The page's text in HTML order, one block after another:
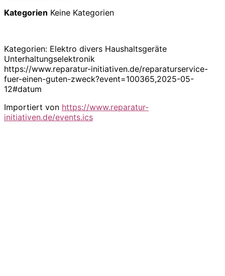
Kategorien Keine Kategorien
Kategorien: Elektro divers Haushaltsgeräte
Unterhaltungselektronik
https://www.reparatur-initiativen.de/reparaturservice-
fuer-einen-guten-zweck?event=100365,2025-05-
12#datum
Importiert von https://www.reparatur-
initiativen.de/events.ics